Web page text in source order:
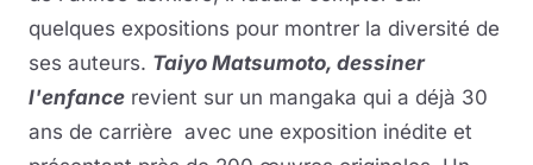
quelques expositions pour montrer la diversité de
ses auteurs. Taiyo Matsumoto, dessiner
l'enfance revient sur un mangaka qui a déjà 30
ans de carrière avec une exposition inédite et